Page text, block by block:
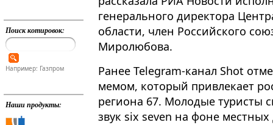
Поиск котировок:
Например: Газпром
Наши продукты:
генерального директора
области, член Российского
Миролюбова.
Ранее Telegram-канал Shot
мемом, который привлекает
региона 67​​​. Молодые туристы
звук six seven на фоне